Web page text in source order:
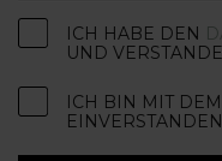
ICH HABE DEN
UND
ICH BIN MIT
EINVERSTANDEN